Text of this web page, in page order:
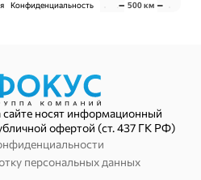
носят информационный
офертой (ст. 437 ГК РФ)
персональных данных